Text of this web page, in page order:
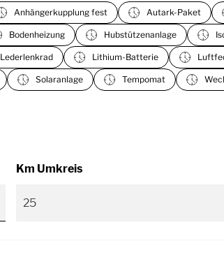
Anhängerkupplung fest Autark-Paket
Bodenheizung Hubstützenanlage
Lederlenkrad Lithium-Batterie
Solaranlage Tempomat
Km Umkreis